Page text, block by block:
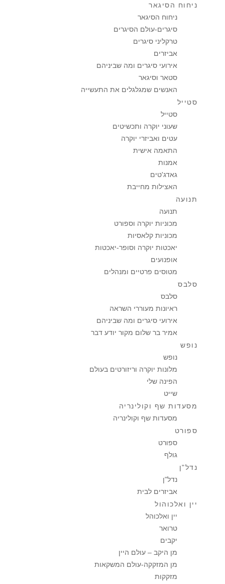
ניחוח הסיגאר
ניחוח הסיגאר
סיגרים-עולם הסיגרים
טרקליני סיגרים
אביזרים
אירועי סיגרים ומה שביניהם
סטאר וסיגאר
האנשים שמגלגלים את התעשייה
סטייל
סטייל
שעוני יוקרה ותכשיטים
עטים ואביזרי יוקרה
התאמה אישית
אמנות
גאדג'טים
האצילות מחייבת
תנועה
תנועה
מכוניות יוקרה וספורט
מכוניות קלאסיות
יאכטות יוקרה וסופר-יאכטות
אופנועים
מטוסים פרטיים ומנהלים
סלבס
סלבס
ראיונות מעוררי השראה
אירועי סיגרים ומה שביניהם
אמיר בר שלום מקור יודע דבר
נופש
נופש
מלונות יוקרה וריזורטים בעולם
הפינה שלי
שייט
מסעדות שף וקולינריה
מסעדות שף וקולינריה
ספורט
ספורט
גולף
נדל"ן
נדל"ן
אביזרים לבית
יין ואלכוהול
יין ואלכוהל
טרואר
יקבים
מן היקב – עולם היין
מן המזקקה-עולם המשקאות
מזקקות